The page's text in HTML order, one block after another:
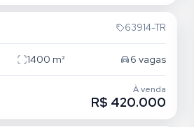
63914-TR
1400 m² 6 vagas
À venda
R$ 420.000